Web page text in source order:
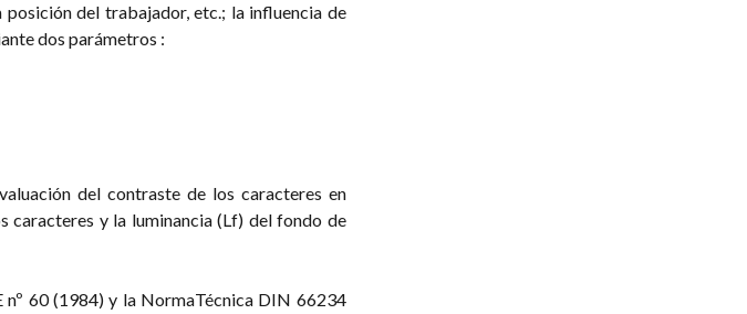
del trabajador, etc.; la influencia de
dos parámetros :
del contraste de los caracteres en
caracteres y la luminancia (Lf) del fondo de
nº 60 (1984) y la NormaTécnica DIN 66234